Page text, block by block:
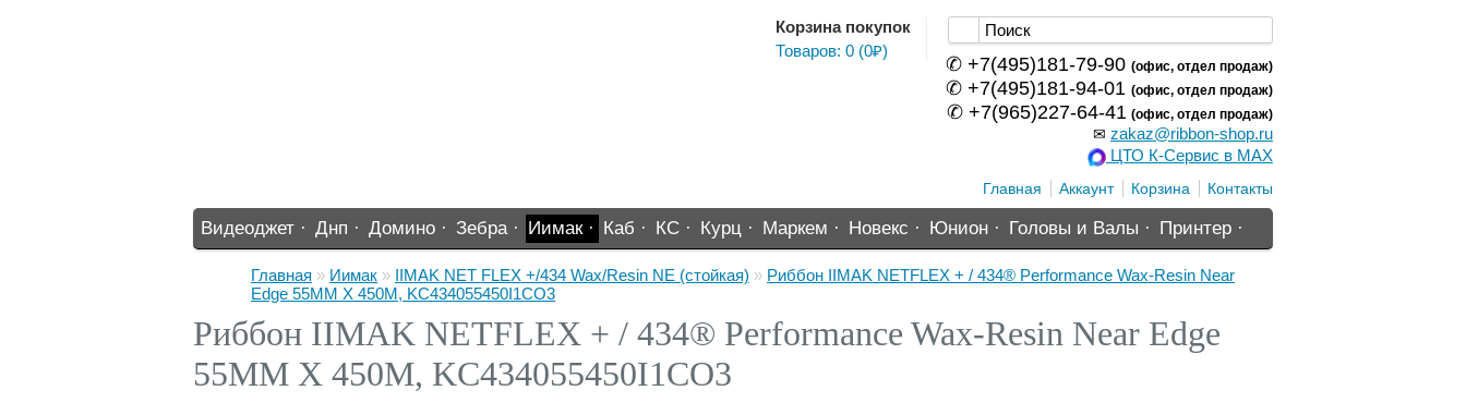
Корзина покупок
Товаров: 0 (0₽)
✆ +7(495)181-79-90 (офис, отдел продаж)
✆ +7(495)181-94-01 (офис, отдел продаж)
✆ +7(965)227-64-41 (офис, отдел продаж)
✉ zakaz@ribbon-shop.ru
ЦТО К-Сервис в MAX
Главная Аккаунт Корзина Контакты
Видеоджет · Днп · Домино · Зебра · Иимак · Каб · КС · Курц · Маркем · Новекс · Юнион · Головы и Валы · Принтер ·
Главная » Иимак » IIMAK NET FLEX +/434 Wax/Resin NE (стойкая) » Риббон IIMAK NETFLEX + / 434® Performance Wax-Resin Near
Edge 55ММ X 450М, KC434055450I1CO3
Риббон IIMAK NETFLEX + / 434® Performance Wax-Resin Near Edge
55ММ X 450М, KC434055450I1CO3